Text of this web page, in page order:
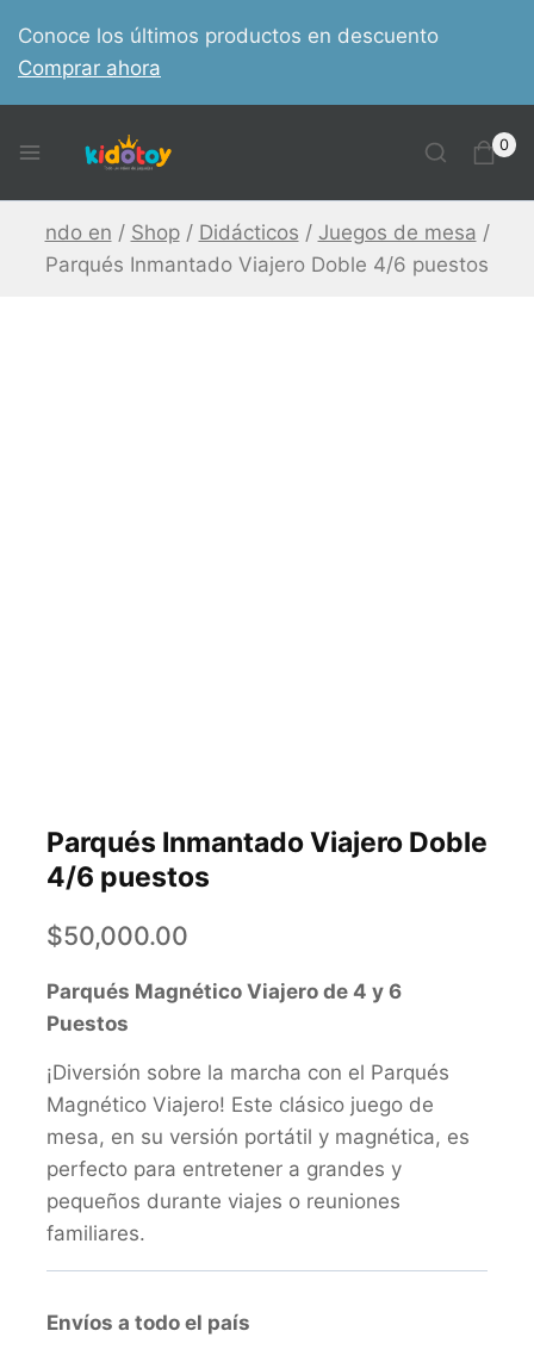
content
Conoce los últimos productos en descuento
Comprar ahora
0
ndo en / Shop / Didácticos / Juegos de mesa /
Parqués Inmantado Viajero Doble 4/6 puestos
Parqués Inmantado Viajero Doble
4/6 puestos
$50,000.00
Parqués Magnético Viajero de 4 y 6
Puestos
¡Diversión sobre la marcha con el Parqués
Magnético Viajero! Este clásico juego de
mesa, en su versión portátil y magnética, es
perfecto para entretener a grandes y
pequeños durante viajes o reuniones
familiares.
Envíos a todo el país